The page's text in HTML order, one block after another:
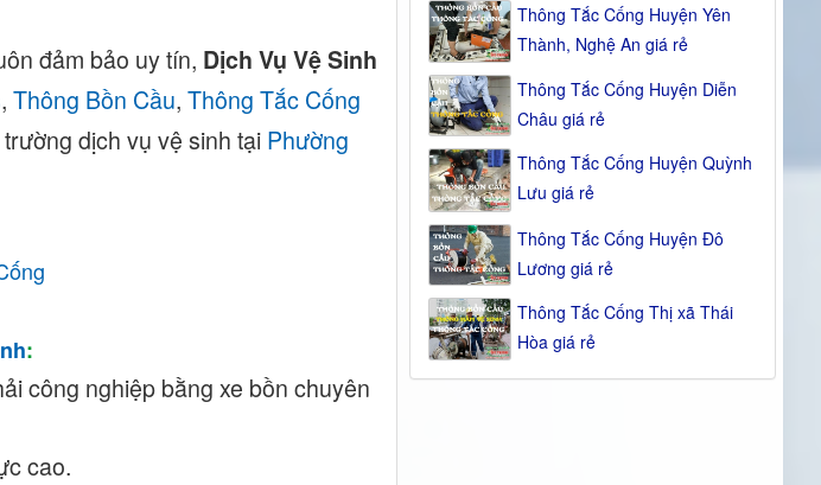
đảm bảo uy tín, Dịch Vụ Vệ Sinh
, Thông Bồn Cầu, Thông Tắc Cống
dịch vụ vệ sinh tại Phường
:
công nghiệp bằng xe bồn chuyên
cao.
Thông Tắc Cống Huyện Yên
Thành, Nghệ An giá rẻ
Thông Tắc Cống Huyện Diễn
Châu giá rẻ
Thông Tắc Cống Huyện Quỳnh
Lưu giá rẻ
Thông Tắc Cống Huyện Đô
Lương giá rẻ
Thông Tắc Cống Thị xã Thái
Hòa giá rẻ